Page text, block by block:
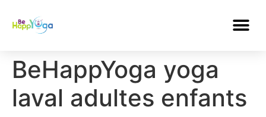
BeHappYoga yoga
laval adultes enfants